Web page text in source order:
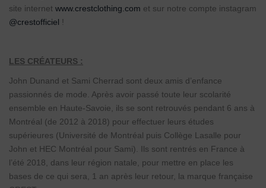
site internet www.crestclothing.com et sur notre compte instagram
@crestofficiel !
LES CRÉATEURS :
John Dunand et Sami Cherrad sont deux amis d’enfance
passionnés de mode. Après avoir passé toute leur scolarité
ensemble en Haute-Savoie, ils se sont retrouvés pendant 6 ans à
Montréal (de 2012 à 2018) pour effectuer leurs études
supérieures (Université de Montréal puis Collège Lasalle pour
John et HEC Montréal pour Sami). Ils sont rentrés en France à
l’été 2018, dans leur région natale, pour mettre en place les
bases de ce qui sera, 1 an après leur retour, la marque française